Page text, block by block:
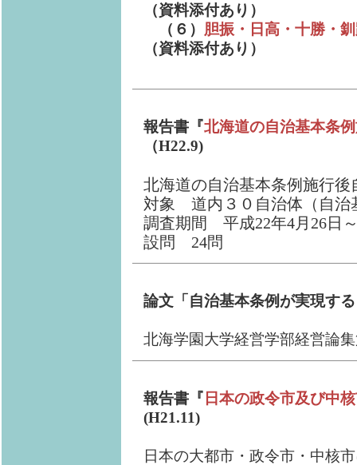
（資料添付あり）
（６） 胆振・日高・十勝・
（資料添付あり）
報告書『北海道の自治基本条
（H22.9)
北海道の自治基本条例施行後
対象 道内３０自治体（自治
調査期間 平成22年4月26日
設問 24問
論文「自治基本条例が実現す
北海学園大学経営学部経営論
報告書『 日本の政令市及び中
(H21.11)
日本の大都市・政令市・中核